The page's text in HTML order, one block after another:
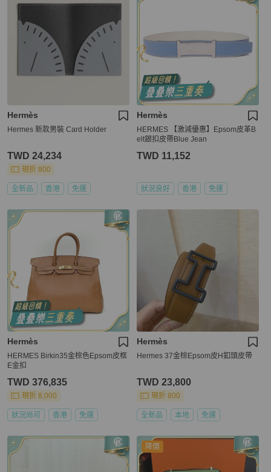
Hermès
Hermes 新款男裝 Card Holder
TWD 24,234
現折 800
全新品 香港 免運
Hermès
HERMES 【激減優惠】Epsom皮革B
elt銀扣皮帶Blue Jean
TWD 11,152
狀況良好 香港 免運
Hermès
HERMES Birkin35金棕色Epsom皮框
E金扣
TWD 376,835
現折 8,000
狀況尚可 香港 免運
Hermès
Hermes 37金棕Epsom皮H釦頭皮帶
TWD 23,800
現折 800
全新品 本地 免運
降價